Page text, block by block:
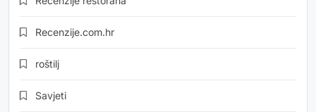
Recenzije.com.hr
roštilj
Savjeti